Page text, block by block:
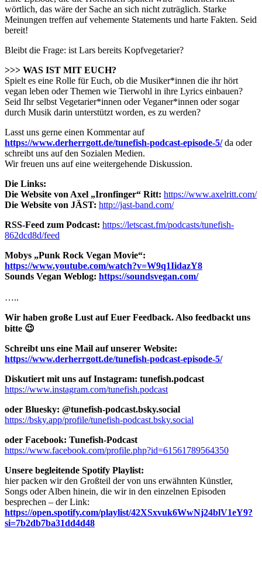
wörtlich, das wäre der Sache an sich nicht zuträglich. Starke
Meinungen treffen auf vehemente Statements und harte Fakten. Seid
bereit!
Bleibt die Frage: ist Lars bereits Kopfvegetarier?
>>> WAS IST MIT EUCH?
Spielt es eine Rolle für Euch, ob die Musiker*innen die ihr hört
vegan leben oder Themen wie Tierwohl in ihre Lyrics einbauen?
Seid Ihr selbst Vegetarier*innen oder Veganer*innen oder sogar
durch Musik darin unterstützt worden, es zu werden?
Lasst uns gerne einen Kommentar auf
https://www.derherrgott.de/tunefish-podcast-episode-5/ da oder
schreibt uns auf den Sozialen Medien.
Wir freuen uns auf eine weitergehende Diskussion.
Die Links:
Die Website von Axel „Ironfinger“ Ritt: https://www.axelritt.com/
Die Website von JÄST: http://jast-band.com/
RSS-Feed zum Podcast: https://letscast.fm/podcasts/tunefish-
862dcd8d/feed
Mobys „Punk Rock Vegan Movie“:
https://www.youtube.com/watch?v=W9q1IidazY8
Sounds Vegan Weblog: https://soundsvegan.com/
…..
Wir haben große Lust auf Euer Feedback. Also feedbackt uns
bitte 😉
Schreibt uns eine Mail auf unserer Website:
https://www.derherrgott.de/tunefish-podcast-episode-5/
Diskutiert mit uns auf Instagram: tunefish.podcast
https://www.instagram.com/tunefish.podcast
oder Bluesky: @tunefish-podcast.bsky.social
https://bsky.app/profile/tunefish-podcast.bsky.social
oder Facebook: Tunefish-Podcast
https://www.facebook.com/profile.php?id=61561789564350
Unsere begleitende Spotify Playlist:
hier packen wir den Großteil der von uns erwähnten Künstler,
Songs oder Alben hinein, die wir in den einzelnen Episoden
besprechen – der Link:
https://open.spotify.com/playlist/42XSxvuk6WwNj24blV1eY9?
si=7b2db7ba31dd4d48